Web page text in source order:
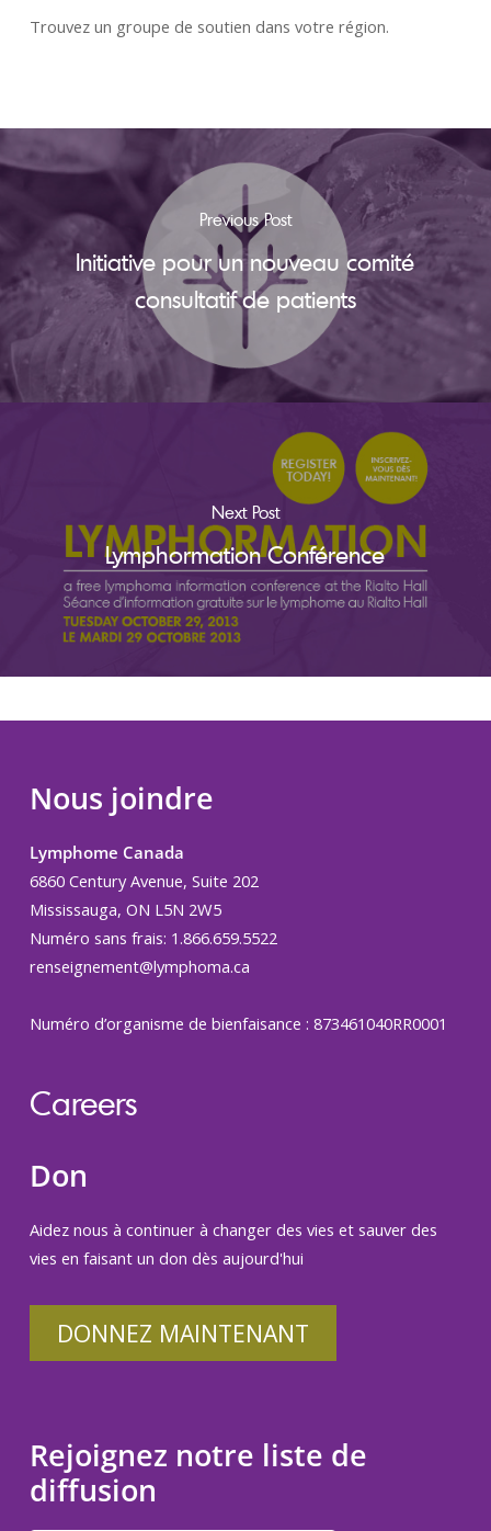
Trouvez un groupe de soutien dans votre région.
Previous Post
Initiative pour un nouveau comité
consultatif de patients
Next Post
Lymphormation Conférence
Nous joindre
Lymphome Canada
6860 Century Avenue, Suite 202
Mississauga, ON L5N 2W5
Numéro sans frais: 1.866.659.5522
renseignement@lymphoma.ca
Numéro d’organisme de bienfaisance : 873461040RR0001
Careers
Don
Aidez nous à continuer à changer des vies et sauver des
vies en faisant un don dès aujourd'hui
DONNEZ MAINTENANT
Rejoignez notre liste de
diffusion